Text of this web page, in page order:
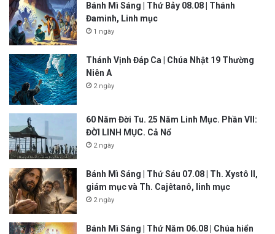
Bánh Mì Sáng | Thứ Bảy 08.08 | Thánh
Đaminh, Linh mục
1 ngày
Thánh Vịnh Đáp Ca | Chúa Nhật 19 Thường
Niên A
2 ngày
60 Năm Đời Tu. 25 Năm Linh Mục. Phần VII:
ĐỜI LINH MỤC. Cả Nổ
2 ngày
Bánh Mì Sáng | Thứ Sáu 07.08 | Th. Xystô II,
giám mục và Th. Cajêtanô, linh mục
2 ngày
Bánh Mì Sáng | Thứ Năm 06.08 | Chúa hiển